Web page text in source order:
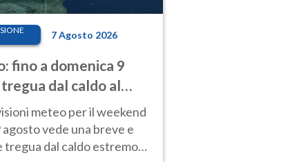
7 Agosto 2026
fino a domenica 9
dal caldo al
calura e afa
meteo per il weekend
vede una breve e
tregua dal caldo estremo